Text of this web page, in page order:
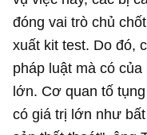
đóng vai trò chủ
xuất kit test. Do đó,
pháp luật mà có
lớn. Cơ quan tố
có giá trị lớn như